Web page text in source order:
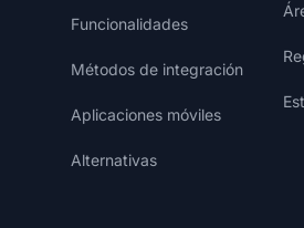
Funcionalidades
Métodos de integración
Aplicaciones móviles
Alternativas